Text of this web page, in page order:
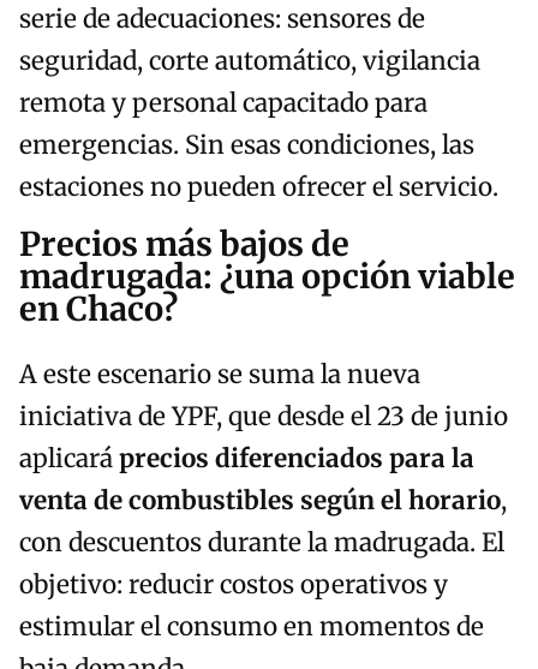
serie de adecuaciones: sensores de
seguridad, corte automático, vigilancia
remota y personal capacitado para
emergencias. Sin esas condiciones, las
estaciones no pueden ofrecer el servicio.
Precios más bajos de
madrugada: ¿una opción viable
en Chaco?
A este escenario se suma la nueva
iniciativa de YPF, que desde el 23 de junio
aplicaráprecios diferenciados para la
venta de combustibles según el horario,
con descuentos durante la madrugada. El
objetivo: reducir costos operativos y
estimular el consumo en momentos de